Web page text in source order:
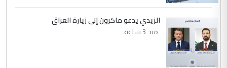
زوجتي أيضا بكالوريوس سكني بغداد أرغب في
إكمال دراستي داخل ...
الموضوع :
السعودية توافق على الاستمرار في
جامعاتها سنويا
الزيدي يدعو ماكرون إلى زيارة العراق
منذ 3 ساعة